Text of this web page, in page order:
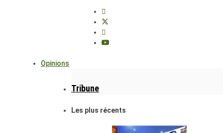
Opinions
Tribune
Les plus récents